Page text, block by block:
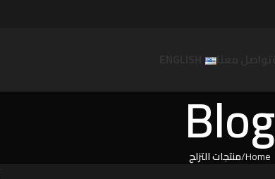
تواصل معنا
Blog
Home منتجات التزلج